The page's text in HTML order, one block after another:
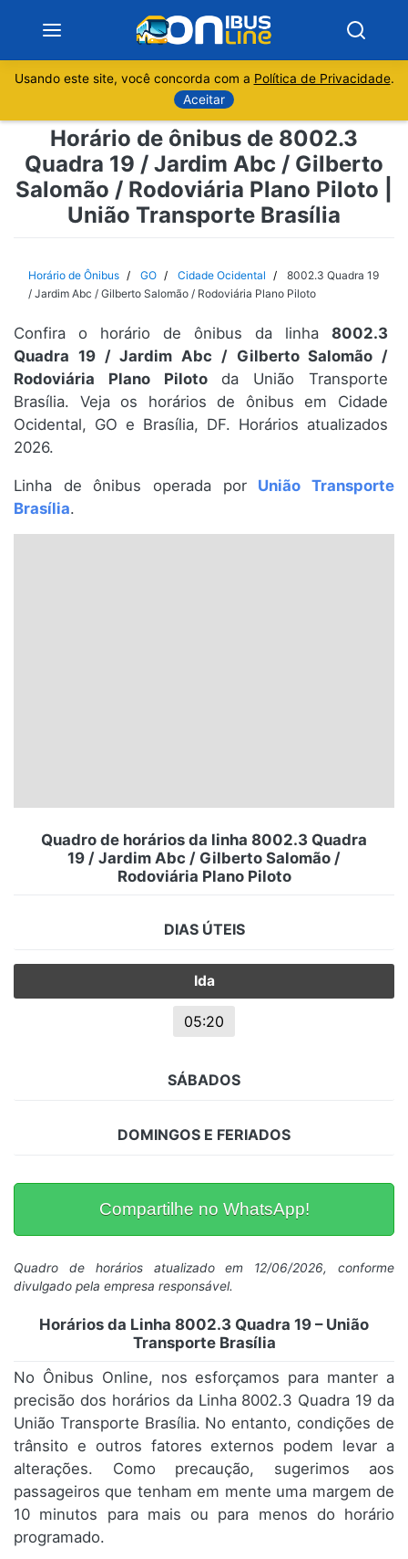
Sobre
Minas Gerais
Rio de Janeiro
Espírito Santo
Paraná
Santa Catarina
Rio Grande do Sul
Usando este site, você concorda com a Política de Privacidade.
Aceitar
Horário de ônibus de 8002.3
Quadra 19 / Jardim Abc / Gilberto
Salomão / Rodoviária Plano Piloto |
União Transporte Brasília
Horário de Ônibus GO Cidade Ocidental
8002.3 Quadra 19
/ Jardim Abc / Gilberto Salomão / Rodoviária Plano Piloto
Confira o horário de ônibus da linha 8002.3
Quadra 19 / Jardim Abc / Gilberto Salomão /
Rodoviária Plano Pilotoda União Transporte
Brasília. Veja os horários de ônibus em Cidade
Ocidental, GO e Brasília, DF. Horários atualizados
2026.
Linha de ônibus operada por União Transporte
Brasília.
Quadro de horários da linha 8002.3 Quadra
19 / Jardim Abc / Gilberto Salomão /
Rodoviária Plano Piloto
DIAS ÚTEIS
Ida
05:20
SÁBADOS
DOMINGOS E FERIADOS
Compartilhe no WhatsApp!
Quadro de horários atualizado em 12/06/2026, conforme
divulgado pela empresa responsável.
Horários da Linha 8002.3 Quadra 19 – União
Transporte Brasília
No Ônibus Online, nos esforçamos para manter a
precisão dos horários da Linha 8002.3 Quadra 19 da
União Transporte Brasília. No entanto, condições de
trânsito e outros fatores externos podem levar a
alterações. Como precaução, sugerimos aos
passageiros que tenham em mente uma margem de
10 minutos para mais ou para menos do horário
programado.